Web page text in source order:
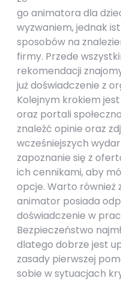
go animatora dla
wyzwaniem, jednak
sposobów na
firmy. Przede
rekomendacji
już doświadczenie z
Kolejnym krokiem
oraz portali
znaleźć opinie oraz
wcześniejszych
zapoznanie się z
ich cennikami, aby
opcje. Warto również
animator posiada
doświadczenie w
Bezpieczeństwo
dlatego dobrze jest
zasady pierwszej
sobie w sytuacjach